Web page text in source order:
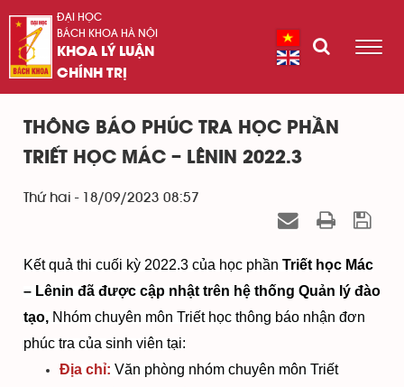
ĐẠI HỌC
BÁCH KHOA HÀ NỘI
KHOA LÝ LUẬN
CHÍNH TRỊ
THÔNG BÁO PHÚC TRA HỌC PHẦN
TRIẾT HỌC MÁC – LÊNIN 2022.3
Thứ hai - 18/09/2023 08:57
Kết quả thi cuối kỳ 2022.3 của học phần Triết học Mác
– Lênin đã được cập nhật trên hệ thống Quản lý đào
tạo, Nhóm chuyên môn Triết học thông báo nhận đơn
phúc tra của sinh viên tại:
Địa chỉ: Văn phòng nhóm chuyên môn Triết